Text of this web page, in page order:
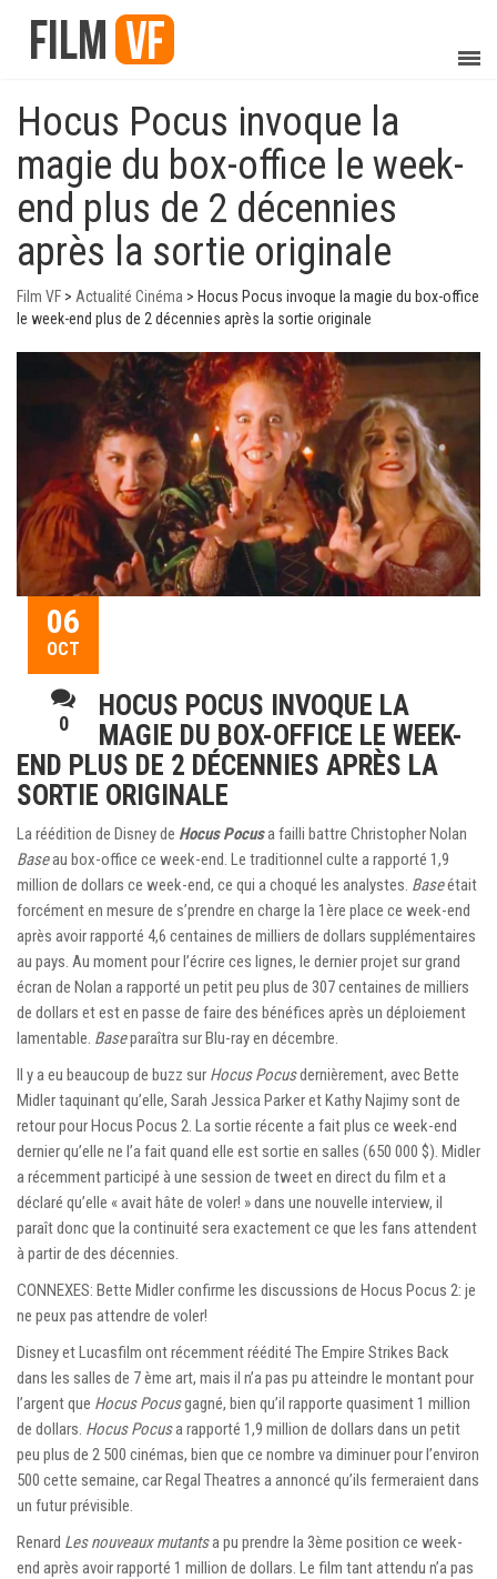
Hocus Pocus invoque la
magie du box-office le week-
end plus de 2 décennies
après la sortie originale
Film VF > Actualité Cinéma > Hocus Pocus invoque la magie du box-office
le week-end plus de 2 décennies après la sortie originale
06
OCT
0
HOCUS POCUS INVOQUE LA
MAGIE DU BOX-OFFICE LE WEEK-
END PLUS DE 2 DÉCENNIES APRÈS LA
SORTIE ORIGINALE
La réédition de Disney de Hocus Pocusa failli battre Christopher Nolan
Baseau box-office ce week-end. Le traditionnel culte a rapporté 1,9
million de dollars ce week-end, ce qui a choqué les analystes. Baseétait
forcément en mesure de s’prendre en charge la 1ère place ce week-end
après avoir rapporté 4,6 centaines de milliers de dollars supplémentaires
au pays. Au moment pour l’écrire ces lignes, le dernier projet sur grand
écran de Nolan a rapporté un petit peu plus de 307 centaines de milliers
de dollars et est en passe de faire des bénéfices après un déploiement
lamentable. Baseparaîtra sur Blu-ray en décembre.
Il y a eu beaucoup de buzz sur Hocus Pocusdernièrement, avec Bette
Midler taquinant qu’elle, Sarah Jessica Parker et Kathy Najimy sont de
retour pour Hocus Pocus 2. La sortie récente a fait plus ce week-end
dernier qu’elle ne l’a fait quand elle est sortie en salles (650 000 $). Midler
a récemment participé à une session de tweet en direct du film et a
déclaré qu’elle « avait hâte de voler! » dans une nouvelle interview, il
paraît donc que la continuité sera exactement ce que les fans attendent
à partir de des décennies.
CONNEXES: Bette Midler confirme les discussions de Hocus Pocus 2: je
ne peux pas attendre de voler!
Disney et Lucasfilm ont récemment réédité The Empire Strikes Back
dans les salles de 7 ème art, mais il n’a pas pu atteindre le montant pour
l’argent que Hocus Pocusgagné, bien qu’il rapporte quasiment 1 million
de dollars. Hocus Pocusa rapporté 1,9 million de dollars dans un petit
peu plus de 2 500 cinémas, bien que ce nombre va diminuer pour l’environ
500 cette semaine, car Regal Theatres a annoncé qu’ils fermeraient dans
un futur prévisible.
Renard Les nouveaux mutantsa pu prendre la 3ème position ce week-
end après avoir rapporté 1 million de dollars. Le film tant attendu n’a pas